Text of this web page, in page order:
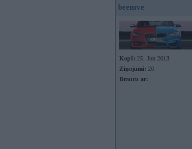
beemve
Kopš: 25. Jun 2013
Ziņojumi: 20
Braucu ar: